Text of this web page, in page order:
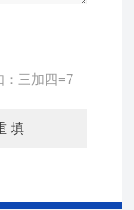
：三加四=7